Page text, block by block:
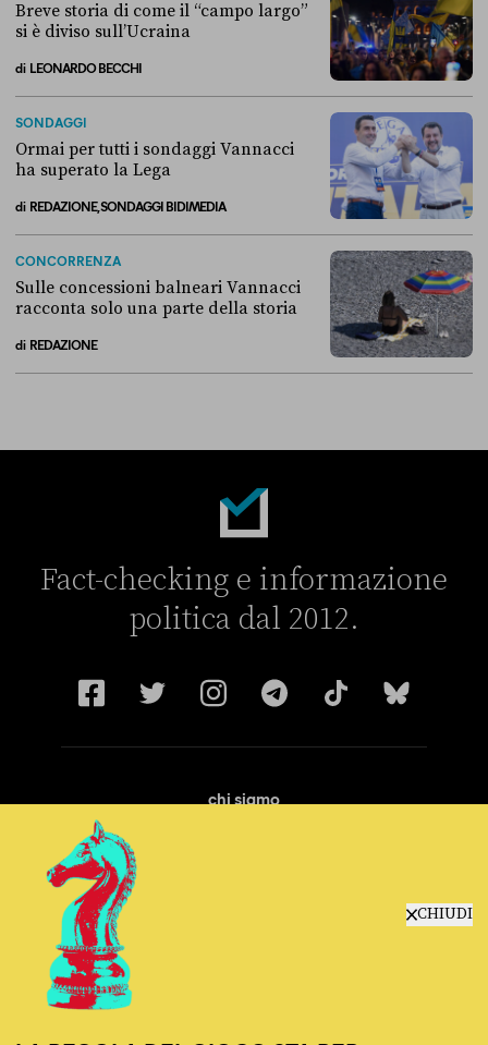
CHIUDI
Breve storia di come il “campo largo”
si è diviso sull’Ucraina
di LEONARDO BECCHI
SONDAGGI
Ormai per tutti i sondaggi Vannacci
ha superato la Lega
di REDAZIONE, SONDAGGI BIDIMEDIA
CONCORRENZA
Sulle concessioni balneari Vannacci
racconta solo una parte della storia
di REDAZIONE
Fact-checking e informazione
politica dal 2012.
chi siamo